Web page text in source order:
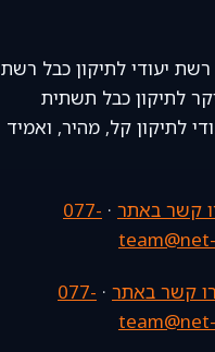
יעודי לתיקון כבל רשת
לתיקון כבל תשתית
לתיקון קל, מהיר, ואמיד
קשר באתר ·
077-
קשר באתר ·
077-